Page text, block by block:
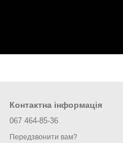
Контактна інформація
067 464-85-36
Передзвонити вам?